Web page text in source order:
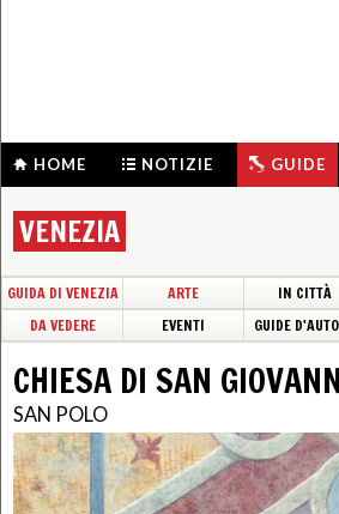
HOME NOTIZIE GUIDE
VENEZIA
GUIDA DI VENEZIA ARTE IN CITTÀ
DA VEDERE
EVENTI GUIDE
CHIESA DI SAN
SAN POLO